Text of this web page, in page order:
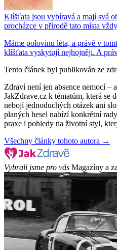
Klíšťata jsou vybíravá a mají svá
procházce v přírodě tato místa
Máme polovinu léta, a právě v
klíšťata vyskytují nejhojněji. A
Tento článek byl publikován ze
Zdraví není jen absence nemocí –
JakZdrave.cz k tématům, která se
nebojí jednoduchých otázek ani
planých hesel nabízí konkrétní
praxe i pohledy na životní styl,
Všechny články tohoto autora →
Vybrali jsme pro vás Magazíny a